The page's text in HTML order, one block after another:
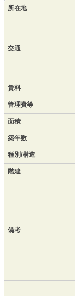
所在地
交通
賃料
管理費等
面積
築年数
種別/構造
階建
備考